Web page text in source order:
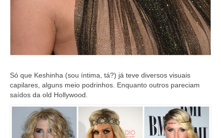
Só que Keshinha (sou íntima, tá?) já teve diversos visuais
capilares, alguns meio podrinhos. Enquanto outros pareciam
saídos da old Hollywood.